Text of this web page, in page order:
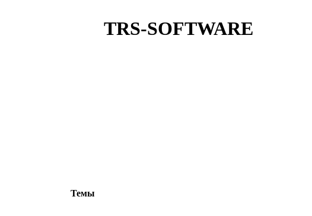
TRS-SOFTWARE
Темы